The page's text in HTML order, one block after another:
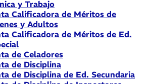
y Trabajo
Calificadora de Méritos de
y Adultos
Calificadora de Méritos de Ed.
de Celadores
de Disciplina
de Disciplina de Ed. Secundaria